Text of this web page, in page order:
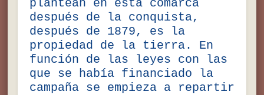
plantean en esta comarca
después de la conquista,
después de 1879, es la
propiedad de la tierra. En
función de las leyes con las
que se había financiado la
campaña se empieza a repartir